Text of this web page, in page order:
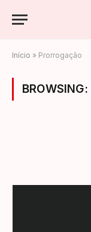
Início » Prorrogação
BROWSING: